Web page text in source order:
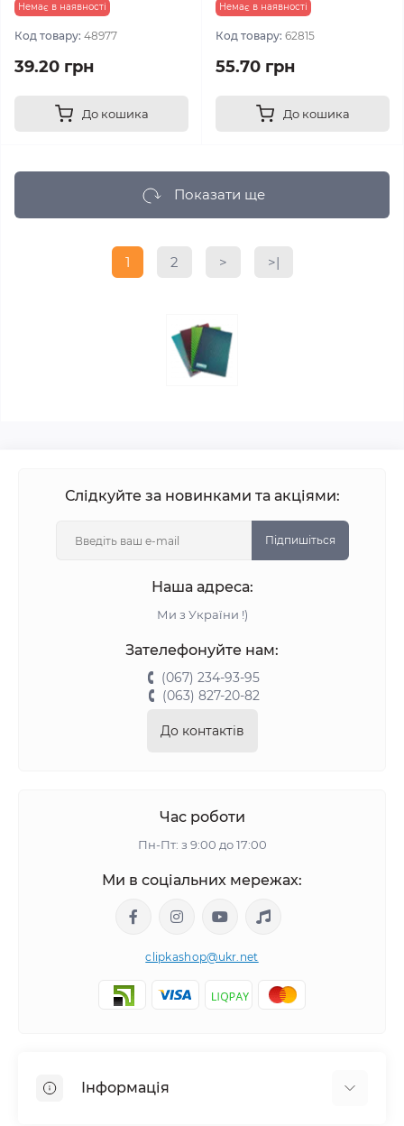
Немає в наявності
Код товару: 48977
39.20 грн
До кошика
Немає в наявності
Код товару: 62815
55.70 грн
До кошика
Показати ще
1 2 > >|
Слідкуйте за новинками та акціями:
Підпишіться
Наша адреса:
Ми з України !)
Зателефонуйте нам:
(067) 234-93-95
(063) 827-20-82
До контактів
Час роботи
Пн-Пт: з 9:00 до 17:00
Ми в соціальних мережах:
clipkashop@ukr.net
Інформація